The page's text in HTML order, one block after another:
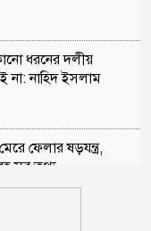
ধরনের দলীয়
না: নাহিদ ইসলাম
ফেলার ষড়যন্ত্র,
সব তথ্য